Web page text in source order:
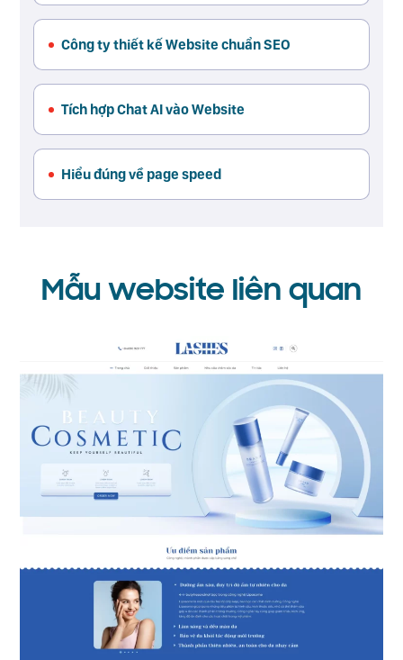
Công ty thiết kế Website chuẩn SEO
Tích hợp Chat AI vào Website
Hiểu đúng về page speed
Mẫu website liên quan